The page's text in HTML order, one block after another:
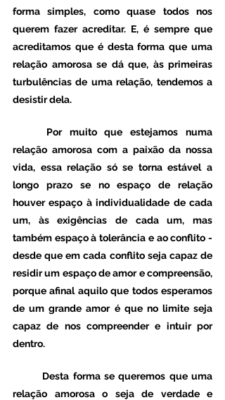
forma simples, como quase todos nos
querem fazer acreditar. E, é sempre que
acreditamos que é desta forma que uma
relação amorosa se dá que, às primeiras
turbulências de uma relação, tendemos a
desistir dela.
relação amorosa com a paixão da nossa
vida, essa relação só se torna estável a
longo prazo se no espaço de relação
houver espaço à individualidade de cada
um, às exigências de cada um, mas
também espaço à tolerância e ao conflito -
desde que em cada conflito seja capaz de
residir um espaço de amor e compreensão,
porque afinal aquilo que todos esperamos
de um grande amor é que no limite seja
capaz de nos compreender e intuir por
dentro.
relação amorosa o seja de verdade e